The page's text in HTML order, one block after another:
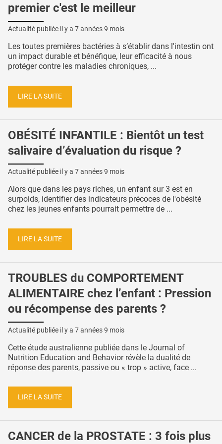
premier c'est le meilleur
Actualité publiée il y a 7 années 9 mois
Les toutes premières bactéries à s’établir dans l'intestin ont
un impact durable et bénéfique, leur efficacité à nous
protéger contre les maladies chroniques, ...
LIRE LA SUITE
OBÉSITÉ INFANTILE : Bientôt un test
salivaire d’évaluation du risque ?
Actualité publiée il y a 7 années 9 mois
Alors que dans les pays riches, un enfant sur 3 est en
surpoids, identifier des indicateurs précoces de l'obésité
chez les jeunes enfants pourrait permettre de ...
LIRE LA SUITE
TROUBLES du COMPORTEMENT
ALIMENTAIRE chez l’enfant : Pression
ou récompense des parents ?
Actualité publiée il y a 7 années 9 mois
Cette étude australienne publiée dans le Journal of
Nutrition Education and Behavior révèle la dualité de
réponse des parents, passive ou « trop » active, face ...
LIRE LA SUITE
CANCER de la PROSTATE : 3 fois plus